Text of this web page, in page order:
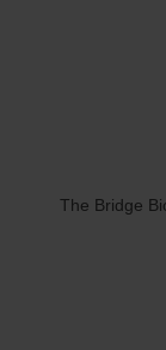
The Bridge